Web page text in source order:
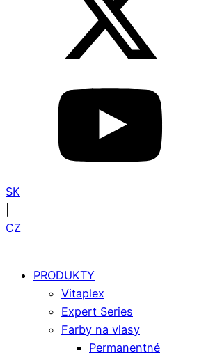
SK
CZ
PRODUKTY
Vitaplex
Expert Series
Farby na vlasy
Permanentné